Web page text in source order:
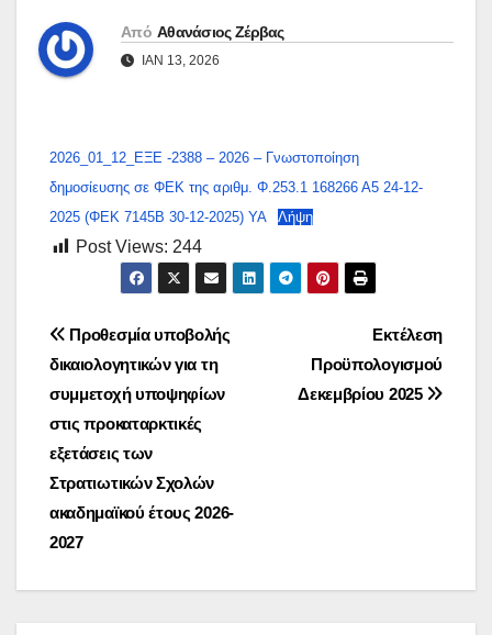
Από Αθανάσιος Ζέρβας
ΙΑΝ 13, 2026
2026_01_12_ΕΞΕ -2388 – 2026 – Γνωστοποίηση
δημοσίευσης σε ΦΕΚ της αριθμ. Φ.253.1 168266 Α5 24-12-
2025 (ΦΕΚ 7145Β 30-12-2025) ΥΑ
Λήψη
Post Views: 244
Πλοήγηση
άρθρων
Εκτέλεση
Προϋπολογισμού
Δεκεμβρίου 2025
Προθεσμία υποβολής
δικαιολογητικών για τη
συμμετοχή υποψηφίων
στις προκαταρκτικές
εξετάσεις των
Στρατιωτικών Σχολών
ακαδημαϊκού έτους 2026-
2027